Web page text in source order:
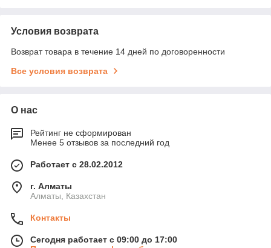
Условия возврата
Возврат товара в течение 14 дней по договоренности
Все условия возврата
О нас
Рейтинг не сформирован
Менее 5 отзывов за последний год
Работает с 28.02.2012
г. Алматы
Алматы, Казахстан
Контакты
Сегодня работает с 09:00 до 17:00